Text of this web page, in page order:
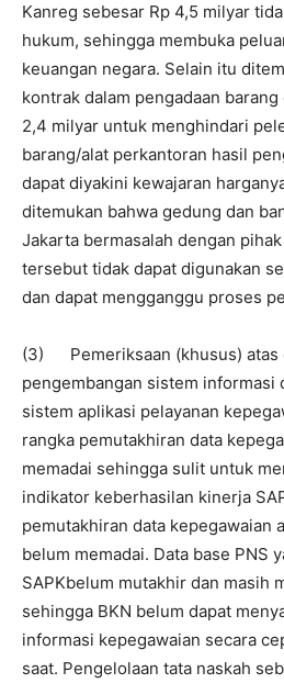
Kanreg sebesar Rp 4,5 milyar
hukum, sehingga membuka
keuangan negara. Selain itu
kontrak dalam pengadaan
2,4 milyar untuk menghindari
barang/alat perkantoran hasil
dapat diyakini kewajaran
ditemukan bahwa gedung dan
Jakarta bermasalah dengan
tersebut tidak dapat digunakan
dan dapat mengganggu proses
(3) Pemeriksaan (khusus) atas
pengembangan sistem informasi
sistem aplikasi pelayanan
rangka pemutakhiran data
memadai sehingga sulit untuk
indikator keberhasilan kinerja
pemutakhiran data kepegawaian
belum memadai. Data base PNS
SAPKbelum mutakhir dan masih
sehingga BKN belum dapat
informasi kepegawaian secara
saat. Pengelolaan tata naskah